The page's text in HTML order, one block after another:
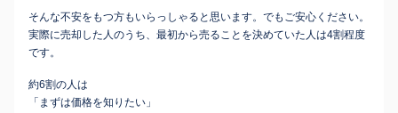
そんな不安をもつ方もいらっしゃると思います。でもご安心ください。
実際に売却した人のうち、最初から売ることを決めていた人は4割程度
です。
約6割の人は
「まずは価格を知りたい」